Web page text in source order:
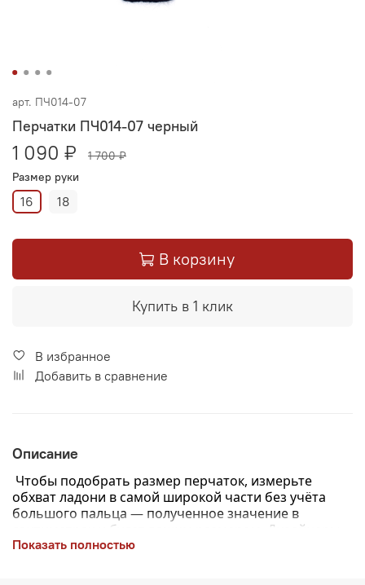
арт. ПЧ014-07
Перчатки ПЧ014-07 черный
1 090 ₽
1 700 ₽
Размер руки
16 18
В корзину
Купить в 1 клик
В избранное
Добавить в сравнение
Описание
Чтобы подобрать размер перчаток, измерьте
обхват ладони в самой широкой части без учёта
большого пальца — полученное значение в
сантиметрах и будет вашим размером.
Дизайнеры
предусмотрели два размера перчаток – 16 (S-M) и 18
Показать полностью